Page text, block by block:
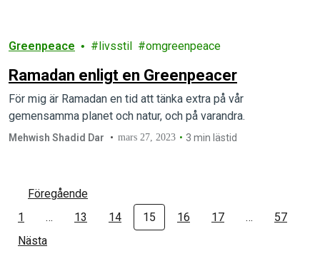
Greenpeace livsstil omgreenpeace
Ramadan enligt en Greenpeacer
För mig är Ramadan en tid att tänka extra på vår
gemensamma planet och natur, och på varandra.
Mehwish Shadid Dar mars 27, 2023 3 min lästid
Föregående
1
… 13 14 15 16 17 …
57
Nästa